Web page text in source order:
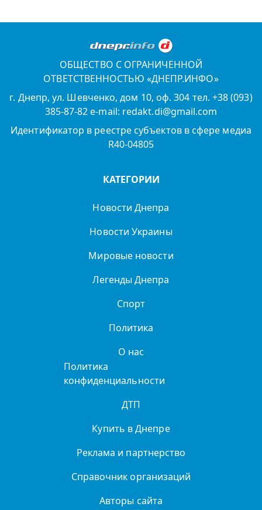
ОБЩЕСТВО С ОГРАНИЧЕННОЙ
ОТВЕТСТВЕННОСТЬЮ «ДНЕПР.ИНФО»
г. Днепр, ул. Шевченко, дом 10, оф. 304 тел. +38 (093)
385-87-82 e-mail: redakt.di@gmail.com
Идентификатор в реестре субъектов в сфере медиа
R40-04805
КАТЕГОРИИ
Новости Днепра
Новости Украины
Мировые новости
Легенды Днепра
Спорт
Политика
О нас
Политика
конфиденциальности
ДТП
Купить в Днепре
Реклама и партнерство
Справочник организаций
Авторы сайта